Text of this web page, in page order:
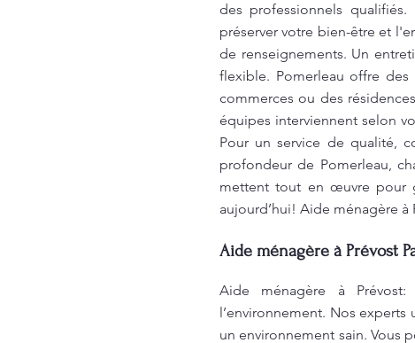
des professionnels
préserver votre bien-être et
de renseignements. Un
flexible. Pomerleau offre
commerces ou des
équipes interviennent selon
Pour un service de qualité,
profondeur de Pomerleau,
mettent tout en œuvre pour
aujourd’hui! Aide ménagère à
Aide ménagère à Prévost
Aide ménagère à
l’environnement. Nos
un environnement sain. Vous